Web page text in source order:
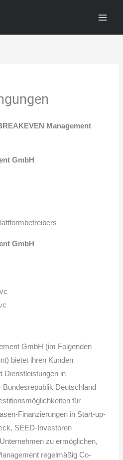
Management
GmbH
GmbH
GmbH (im Folgenden
bietet ihren Kunden
Dienstleistungen in
Deutschland
für
Finanzierungen in Start-up-
SEED-Investoren
zu ermöglichen,
regelmäßig Co-